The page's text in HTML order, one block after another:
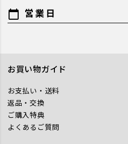
calendar_today 営業日
お買い物ガイド
お支払い・送料
返品・交換
ご購入特典
よくあるご質問